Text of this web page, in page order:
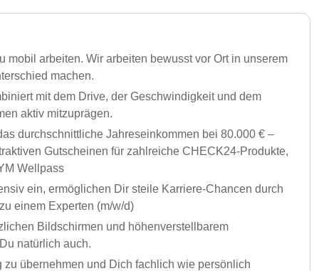
mobil arbeiten. Wir arbeiten bewusst vor Ort in unserem
machen.
mit dem Drive, der Geschwindigkeit und dem
aktiv mitzuprägen.
durchschnittliche Jahreseinkommen bei 80.000 € –
Gutscheinen für zahlreiche CHECK24-Produkte,
Wellpass
ein, ermöglichen Dir steile Karriere-Chancen durch
einem Experten (m/w/d)
Bildschirmen und höhenverstellbarem
natürlich auch.
übernehmen und Dich fachlich wie persönlich